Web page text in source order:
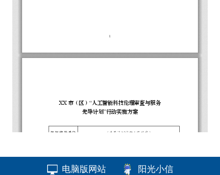
电脑版网站 阳光小信